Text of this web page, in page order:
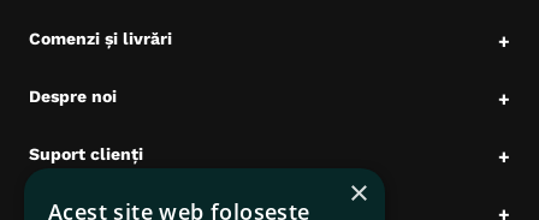
Comenzi și livrări +
Despre noi +
Suport clienți +
Date comerciale +
×
Acest site web folosește